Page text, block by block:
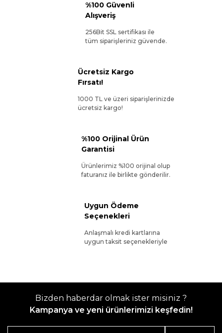
%100 Güvenli
Alışveriş
256Bit SSL sertifikası ile
tüm siparişleriniz güvende.
Ücretsiz Kargo
Fırsatı!
1000 TL ve üzeri siparişlerinizde
ücretsiz kargo!
%100 Orijinal Ürün
Garantisi
Ürünlerimiz %100 orijinal olup
faturanız ile birlikte gönderilir.
Uygun Ödeme
Seçenekleri
Anlaşmalı kredi kartlarına
uygun taksit seçenekleriyle
Bizden haberdar olmak ister misiniz ?
Kampanya ve yeni ürünlerimizi keşfedin!